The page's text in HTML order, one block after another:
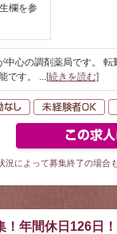
欄を参
心の調剤薬局です。
です。 ...[続きを読む]
・支援 転勤なし
況によって募集終了の場合
！年間休日126日